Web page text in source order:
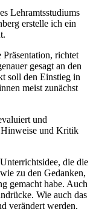
Lehramtsstudiums
erstelle ich ein
richtet
gesagt an den
soll den Einstieg in
meist zunächst
und
und Kritik
die die
zu den Gedanken,
gemacht habe. Auch
Wie auch das
verändert werden.